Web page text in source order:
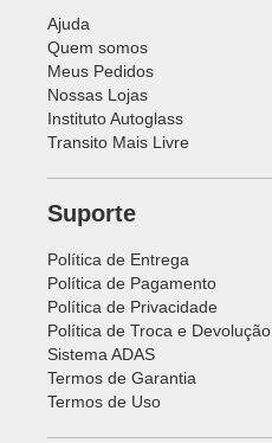
Ajuda
Quem somos
Meus Pedidos
Nossas Lojas
Instituto Autoglass
Transito Mais Livre
Suporte
Política de Entrega
Política de Pagamento
Política de Privacidade
Política de Troca e Devolução
Sistema ADAS
Termos de Garantia
Termos de Uso